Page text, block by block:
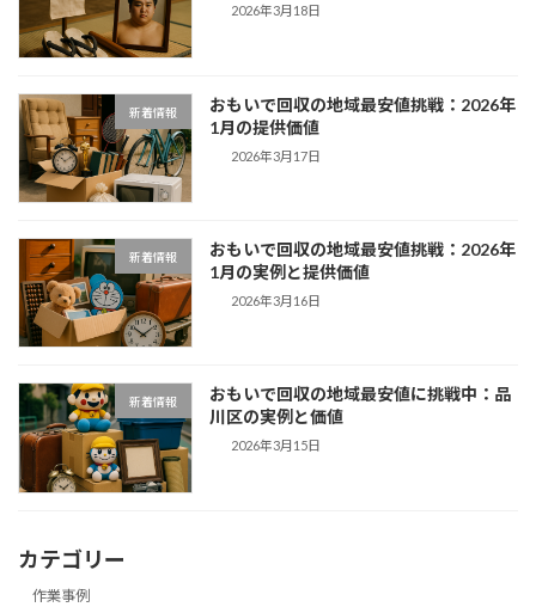
2026年3月18日
新着情報
おもいで回収の地域最安値挑戦：2026年
1月の提供価値
2026年3月17日
新着情報
おもいで回収の地域最安値挑戦：2026年
1月の実例と提供価値
2026年3月16日
新着情報
おもいで回収の地域最安値に挑戦中：品
川区の実例と価値
2026年3月15日
カテゴリー
作業事例